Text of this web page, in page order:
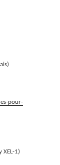
pour-
XEL-1)